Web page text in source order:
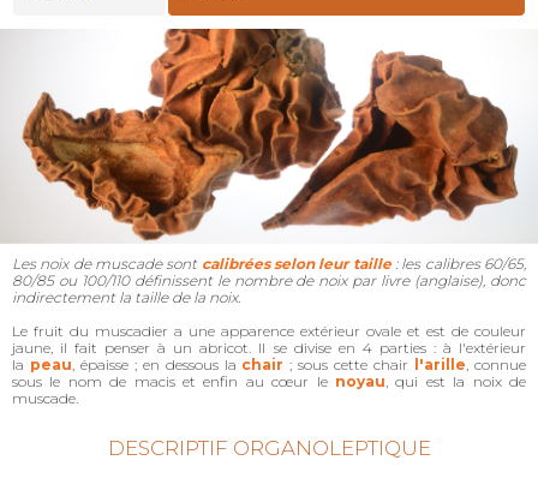
Les noix de muscade sont calibrées selon leur taille: les calibres 60/65,
80/85 ou 100/110 définissent le nombre de noix par livre (anglaise), donc
indirectement la taille de la noix.
Le fruit du muscadier a une apparence extérieur ovale et est de couleur
jaune, il fait penser à un abricot. Il se divise en 4 parties : à l'extérieur
la peau, épaisse ; en dessous la chair; sous cette chair l'arille, connue
sous le nom de macis et enfin au cœur le noyau, qui est la noix de
muscade.
DESCRIPTIF ORGANOLEPTIQUE